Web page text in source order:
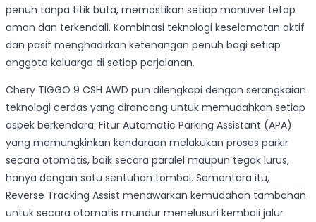
penuh tanpa titik buta, memastikan setiap manuver tetap
aman dan terkendali. Kombinasi teknologi keselamatan aktif
dan pasif menghadirkan ketenangan penuh bagi setiap
anggota keluarga di setiap perjalanan.
Chery TIGGO 9 CSH AWD pun dilengkapi dengan serangkaian
teknologi cerdas yang dirancang untuk memudahkan setiap
aspek berkendara. Fitur Automatic Parking Assistant (APA)
yang memungkinkan kendaraan melakukan proses parkir
secara otomatis, baik secara paralel maupun tegak lurus,
hanya dengan satu sentuhan tombol. Sementara itu,
Reverse Tracking Assist menawarkan kemudahan tambahan
untuk secara otomatis mundur menelusuri kembali jalur